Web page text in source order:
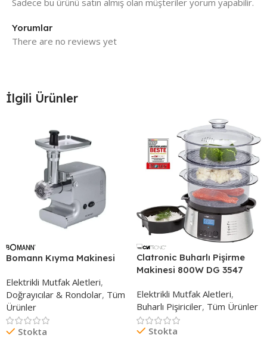
Yorumlar
There are no reviews yet
İlgili Ürünler
Bomann Kıyma Makinesi
Elektrikli Mutfak Aletleri,
Doğrayıcılar & Rondolar, Tüm
Ürünler
Stokta
Clatronic Buharlı Pişirme
Makinesi 800W DG 3547
Elektrikli Mutfak Aletleri,
Buharlı Pişiriciler, Tüm Ürünler
Stokta